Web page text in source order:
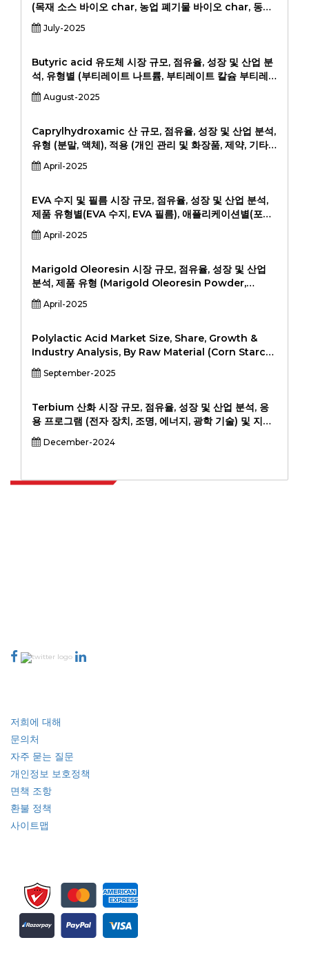
(목재 소스 바이오 char, 농업 폐기물 바이오 char, 동물
분뇨 바이오 char, 기타), 기술 (느린 열분해, 빠른 열분해,
가스화) (응용, 물 및 폐수 처리, 건축, 에너지, 기타), 지역
2023, 2024-
July-2025
Butyric acid 유도체 시장 규모, 점유율, 성장 및 산업 분
석, 유형별 (부티레이트 나트륨, 부티레이트 칼슘 부티레
이트, 부티레이트 마그네슘 부티레이트, 트리 타이 린), 적
용 (동물 사료, 인간식이 보충제, 제약, 식품 및 음료), 최종
Companys, Pheraceutical Companys,) 2024-
2031
August-2025
Caprylhydroxamic 산 규모, 점유율, 성장 및 산업 분석,
유형 (분말, 액체), 적용 (개인 관리 및 화장품, 제약, 기타),
최종 사용자 (제조업체, 소매 공급 업체, 병원 및 클리닉,
최종 소비자) 및 지역 분석, 2024-2031.
April-2025
EVA 수지 및 필름 시장 규모, 점유율, 성장 및 산업 분석,
제품 유형별(EVA 수지, EVA 필름), 애플리케이션별(포장,
자동차, 건설, 재생 에너지, 의료, 기타), 최종 사용자별(식
품 및 음료 산업, 자동차 산업, 건설 산업, 재생 에너지 산
April-2025
Marigold Oleoresin 시장 규모, 점유율, 성장 및 산업
분석, 제품 유형 (Marigold Oleoresin Powder,
Marigold Oleoresin Liquid), 적용 (식음료, 화장품, 제
약, Nutraceutical, 기타), END 사용자 (식품 및 비비 산
201).
April-2025
Polylactic Acid Market Size, Share, Growth &
Industry Analysis, By Raw Material (Corn Starch,
Sugarcane & Sugar Beet, Cassava, Other Raw
Materials), By Form (Films & Sheets, Coatings,
Industry (Packaging (Food Packaging, Non-
Food Packaging), Textiles (Apparel,
Nonwovens), Agriculture, Automotive &
Transportation, Electronics, Consumer Goods,
September-2025
Terbium 산화 시장 규모, 점유율, 성장 및 산업 분석, 응
용 프로그램 (전자 장치, 조명, 에너지, 광학 기술) 및 지역
분석, 2024-2031
December-2024
저희에 대해
문의처
자주 묻는 질문
개인정보 보호정책
면책 조항
환불 정책
사이트맵